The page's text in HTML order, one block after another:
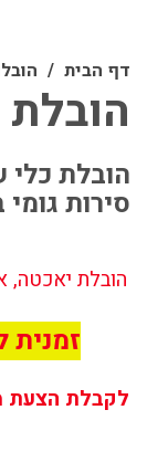
דף הבית
הובלת כלי
סירות
הובלת יאכטה,
זמנית
לקבלת הצעת